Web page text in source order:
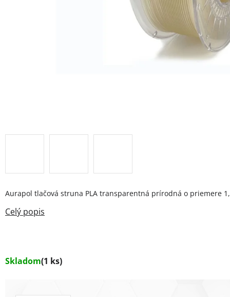
Skladom(1 ks)
Aurapol tlačová struna PLA transparentná prírodná o priemere